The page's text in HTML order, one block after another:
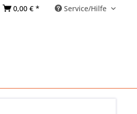
0,00 € * Service/Hilfe